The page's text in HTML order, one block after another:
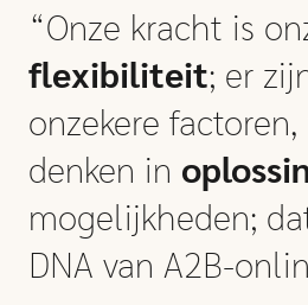
“Onze kracht is
flexibiliteit; er
onzekere
denken in
mogelijkheden;
DNA van A2B-